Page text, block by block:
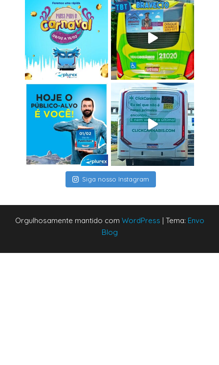
Siga nosso Instagram
Orgulhosamente mantido com WordPress | Tema: Envo
Blog